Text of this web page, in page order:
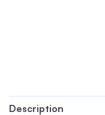
Description